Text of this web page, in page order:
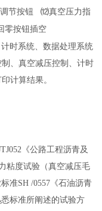
节按钮 ⑿真空压力指
零按钮插空
时系统、数据处理系统
、真空减压控制、计时
计算结果。
《公路工程沥青及
粘度试验（真空减压毛
准SH /0557 《石油沥青
标准所阐述的试验方